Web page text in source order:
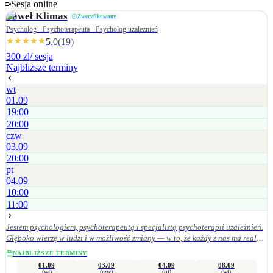
Sesja online
Paweł Klimas Zweryfikowany
Psycholog · Psychoterapeuta · Psycholog uzależnień
5.0(19)
300 zl/ sesja
Najbliższe terminy
wt
01.09
19:00
20:00
czw
03.09
20:00
pt
04.09
10:00
11:00
Jestem psychologiem, psychoterapeutą i specjalistą psychoterapii uzależnień.
Głęboko wierzę w ludzi i w możliwość zmiany — w to, że każdy z nas ma realny
wpływ na swoje życie, wystarczy w to uwierzyć i konsekwentnie działać w
NAJBLIŻSZE TERMINY
01.09 03.09 04.09 08.09